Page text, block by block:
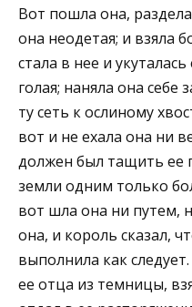
Вот пошла она,
она неодетая; и взяла
стала в нее и
голая; наняла она себе
ту сеть к ослиному
вот и не ехала она ни
должен был тащить ее
земли одним только
вот шла она ни путем,
она, и король сказал,
выполнила как
ее отца из темницы,